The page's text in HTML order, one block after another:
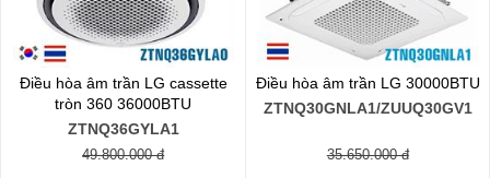
Điều hòa âm trần LG cassette
tròn 360 36000BTU
ZTNQ36GYLA1
49.800.000 đ
Điều hòa âm trần LG 30000BTU
ZTNQ30GNLA1/ZUUQ30GV1
35.650.000 đ